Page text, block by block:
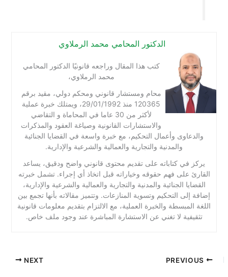
الدكتور المحامي محمد الرملاوي
كتب هذا المقال وراجعه قانونيًا الدكتور المحامي
محمد الرملاوي،
محام ومستشار قانوني ومحكم دولي، مقيد برقم
120365 منذ 29/01/1992، ويمتلك خبرة عملية
لأكثر من 30 عاما في المحاماة و التقاضي
والاستشارات القانونية وصياغة العقود والمذكرات
والدعاوى وأعمال التحكيم، مع خبرة واسعة في القضايا الجنائية
والمدنية والتجارية والعمالية والشرعية والإدارية.
يركز في كتاباته على تقديم محتوى قانوني واضح ودقيق، يساعد
القارئ على فهم حقوقه وخياراته قبل اتخاذ أي إجراء. تشمل خبرته
القضايا الجنائية والمدنية والتجارية والعمالية والشرعية والإدارية،
إضافة إلى التحكيم وتسوية المنازعات. وتتميز مقالاته بأنها تجمع بين
اللغة المبسطة والخبرة العملية، مع الالتزام بتقديم معلومات قانونية
تثقيفية لا تغني عن الاستشارة المباشرة عند وجود ملف خاص.
NEXT